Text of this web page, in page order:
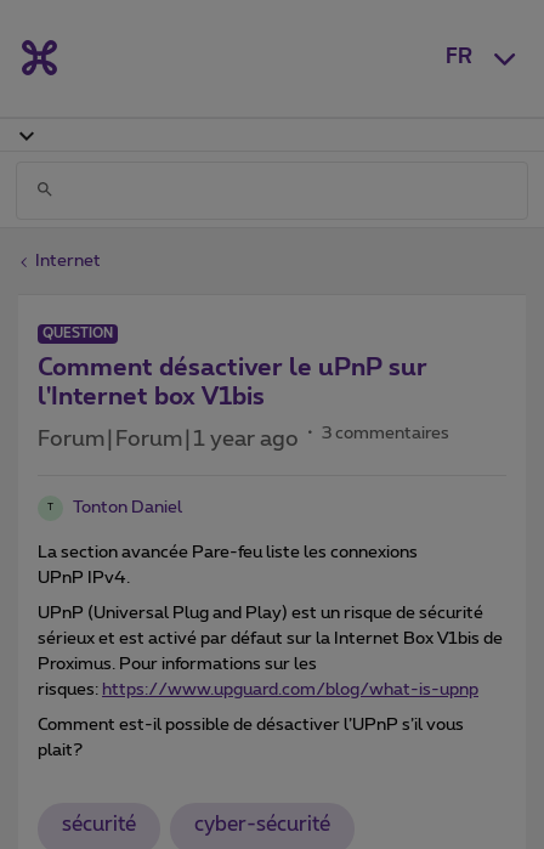
FR
Internet
QUESTION
Comment désactiver le uPnP sur
l'Internet box V1bis
Forum|Forum|1 year ago 3 commentaires
Tonton Daniel
La section avancée Pare-feu liste les connexions
UPnP IPv4.
UPnP (Universal Plug and Play) est un risque de sécurité
sérieux et est activé par défaut sur la Internet Box V1bis de
Proximus. Pour informations sur les
risques: https://www.upguard.com/blog/what-is-upnp
Comment est-il possible de désactiver l’UPnP s’il vous
plait?
sécurité cyber-sécurité